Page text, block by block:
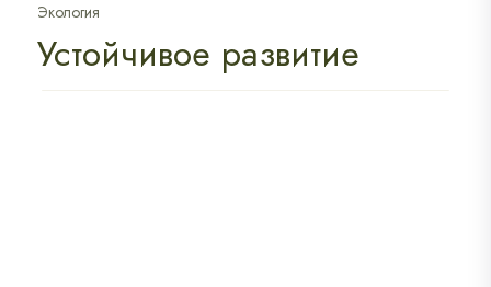
Экология
Устойчивое развитие